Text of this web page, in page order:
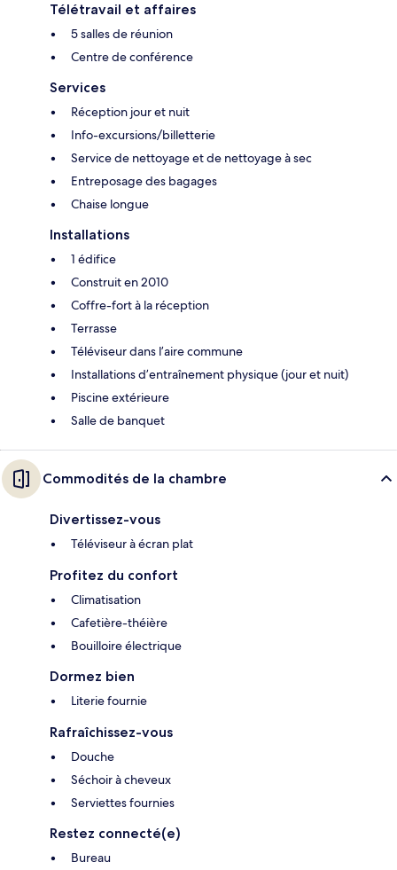
Télétravail et affaires
5 salles de réunion
Centre de conférence
Services
Réception jour et nuit
Info-excursions/billetterie
Service de nettoyage et de nettoyage à sec
Entreposage des bagages
Chaise longue
Installations
1 édifice
Construit en 2010
Coffre-fort à la réception
Terrasse
Téléviseur dans l’aire commune
Installations d’entraînement physique (jour et nuit)
Piscine extérieure
Salle de banquet
Commodités de la chambre
Divertissez-vous
Téléviseur à écran plat
Profitez du confort
Climatisation
Cafetière-théière
Bouilloire électrique
Dormez bien
Literie fournie
Rafraîchissez-vous
Douche
Séchoir à cheveux
Serviettes fournies
Restez connecté(e)
Bureau